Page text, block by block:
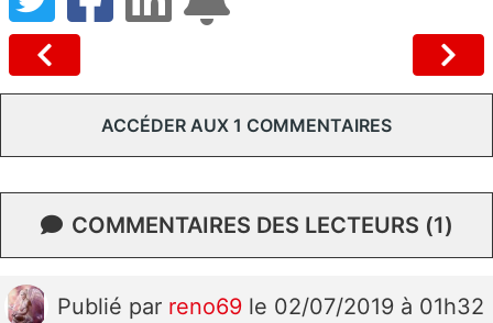
ACCÉDER AUX 1 COMMENTAIRES
COMMENTAIRES DES LECTEURS (1)
Publié par reno69 le 02/07/2019 à 01h32